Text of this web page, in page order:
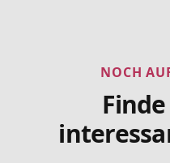
NOCH